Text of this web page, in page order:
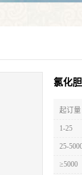
氯化
起订
1-25
25-
≥5000